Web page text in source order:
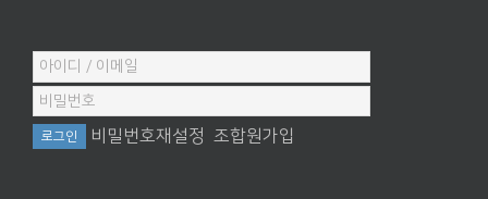
비밀번호재설정 조합원가입